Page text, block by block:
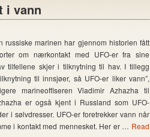
i vann
russiske marinen har gjennom historien fått
om nærkontakt med UFO-er fra sine
tilfellene skjer i tilknytning til hav. I tillegg
til innsjøer, så UFO-er liker vann”,
marineoffiseren Vladimir Azhazha til
er også kjent i Russland som UFO-
i sølvdresser. UFO-er foretrekker vann når
i kontakt med mennesket. Her er … Read